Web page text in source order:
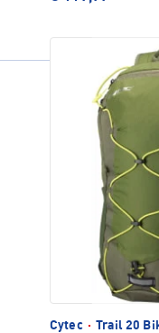
Cytec · Trail 20